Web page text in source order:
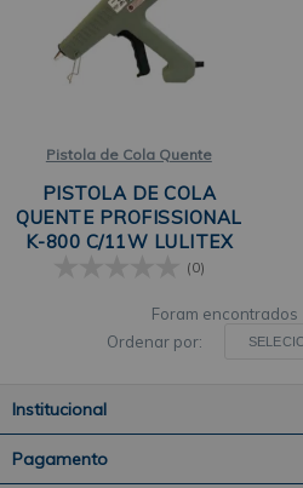
Pistola de Cola Quente
PISTOLA DE COLA
QUENTE PROFISSIONAL
K-800 C/11W LULITEX
(0)
Ordenar por:
Institucional
Pagamento